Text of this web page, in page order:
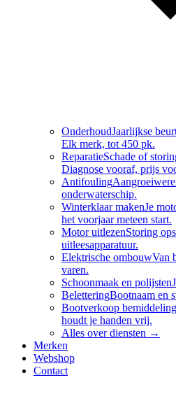
OnderhoudJaarlijkse
Elk merk, tot 450 pk.
ReparatieSchade of
Diagnose vooraf, prijs
Antifouling
onderwaterschip.
Winterklaar makenJe
het voorjaar meteen start.
Motor uitlezenStoring
uitleesapparatuur.
Elektrische ombouwVan
varen.
Schoonmaak en polijsten
BeletteringBootnaam en
Bootverkoop bemiddeling
houdt je handen vrij.
Alles overdiensten →
Merken
Webshop
Contact